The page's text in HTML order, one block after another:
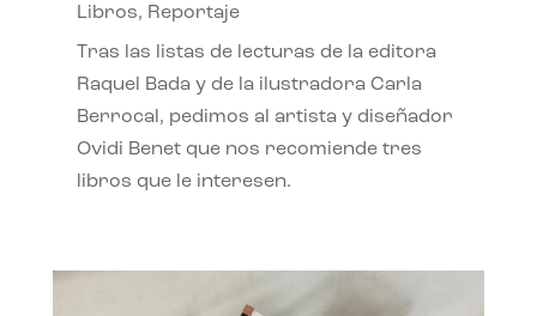
Libros, Reportaje
Tras las listas de lecturas de la editora
Raquel Bada y de la ilustradora Carla
Berrocal, pedimos al artista y diseñador
Ovidi Benet que nos recomiende tres
libros que le interesen.